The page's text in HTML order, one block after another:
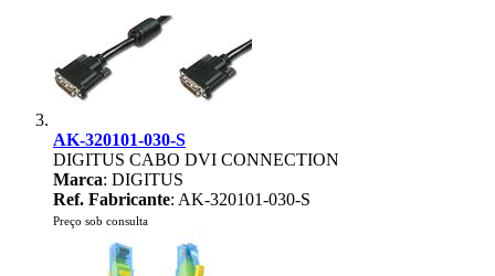
AK-320101-030-S
DIGITUS CABO DVI CONNECTION
Marca: DIGITUS
Ref. Fabricante: AK-320101-030-S
Preço sob consulta